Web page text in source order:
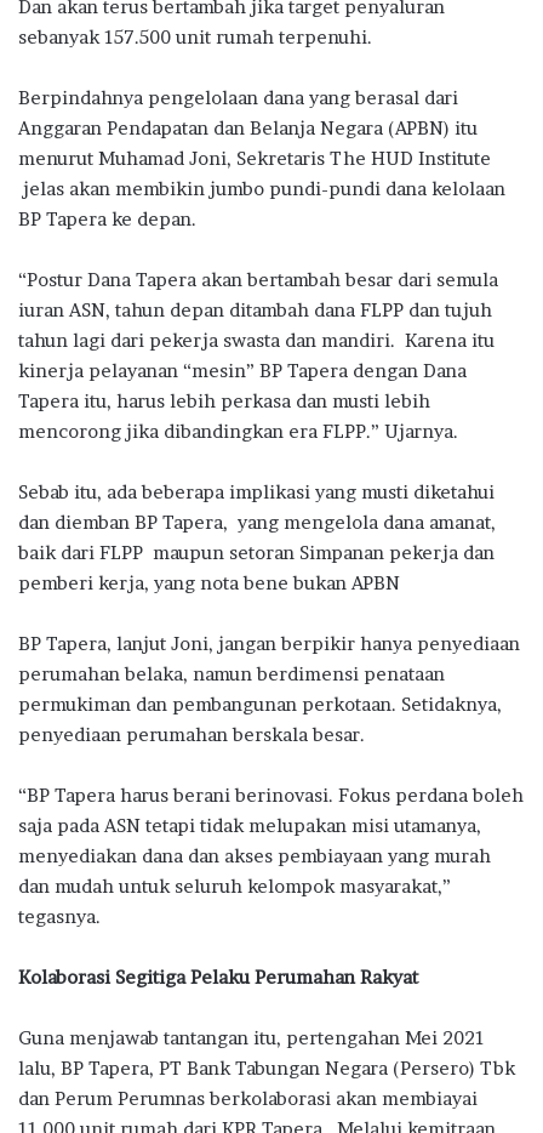
Dan akan terus bertambah jika target penyaluran
sebanyak 157.500 unit rumah terpenuhi.
Berpindahnya pengelolaan dana yang berasal dari
Anggaran Pendapatan dan Belanja Negara (APBN) itu
menurut Muhamad Joni, Sekretaris The HUD Institute
jelas akan membikin jumbo pundi-pundi dana kelolaan
BP Tapera ke depan.
“Postur Dana Tapera akan bertambah besar dari semula
iuran ASN, tahun depan ditambah dana FLPP dan tujuh
tahun lagi dari pekerja swasta dan mandiri. Karena itu
kinerja pelayanan “mesin” BP Tapera dengan Dana
Tapera itu, harus lebih perkasa dan musti lebih
mencorong jika dibandingkan era FLPP.” Ujarnya.
Sebab itu, ada beberapa implikasi yang musti diketahui
dan diemban BP Tapera, yang mengelola dana amanat,
baik dari FLPP maupun setoran Simpanan pekerja dan
pemberi kerja, yang nota bene bukan APBN
BP Tapera, lanjut Joni, jangan berpikir hanya penyediaan
perumahan belaka, namun berdimensi penataan
permukiman dan pembangunan perkotaan. Setidaknya,
penyediaan perumahan berskala besar.
“BP Tapera harus berani berinovasi. Fokus perdana boleh
saja pada ASN tetapi tidak melupakan misi utamanya,
menyediakan dana dan akses pembiayaan yang murah
dan mudah untuk seluruh kelompok masyarakat,”
tegasnya.
Kolaborasi Segitiga Pelaku Perumahan Rakyat
Guna menjawab tantangan itu, pertengahan Mei 2021
lalu, BP Tapera, PT Bank Tabungan Negara (Persero) Tbk
dan Perum Perumnas berkolaborasi akan membiayai